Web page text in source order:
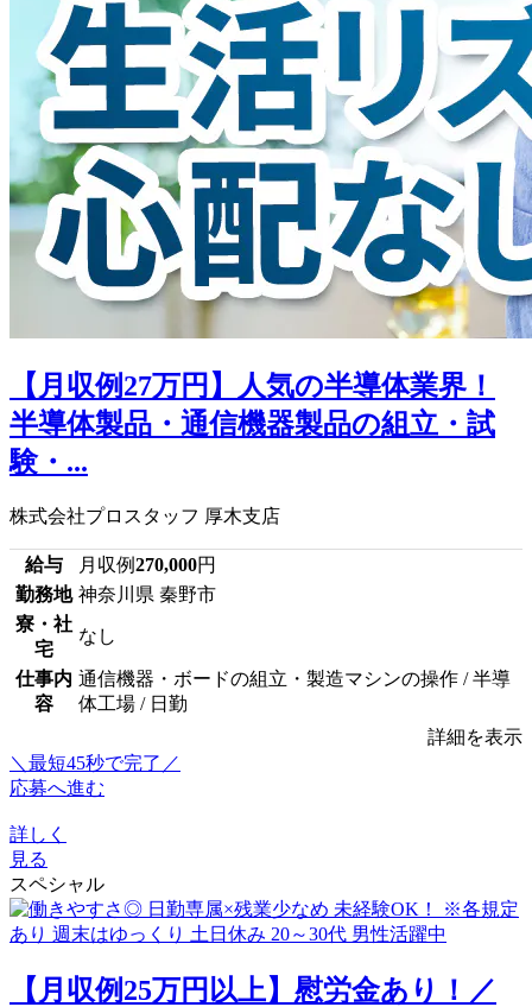
【月収例27万円】人気の半導体業界！
半導体製品・通信機器製品の組立・試
験・...
株式会社プロスタッフ 厚木支店
給与 月収例270,000円
勤務地 神奈川県 秦野市
寮・社
宅
なし
仕事内
容
通信機器・ボードの組立・製造マシンの操作 / 半導
体工場 / 日勤
詳細を表示
＼最短45秒で完了／
応募へ進む
詳しく
見る
スペシャル
【月収例25万円以上】慰労金あり！／